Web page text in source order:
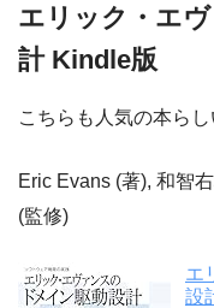
エリック・エ
計 Kindle版
こちらも人気の本らし
Eric Evans (著), 和智
(監修)
エ
設